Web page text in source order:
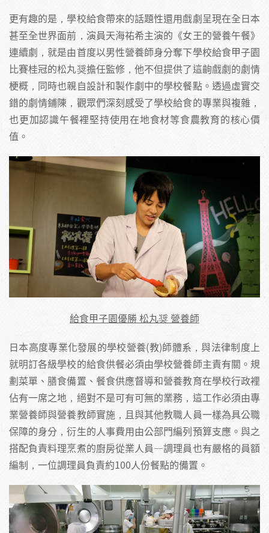
更有趣的是，學校給食帶來的話題性還用戲劇呈現在全日本
甚至全世界面前，演員天海祐希主演的《女王的營養午餐》
連續劇，就是由首度以男性營養師身分奪下學校給食甲子園
比賽桂冠的松丸奨擔任監修，他不但提供了這齣戲劇的劇情
梗概，同時也親自設計和製作劇中的學校餐點。透過虛實交
錯的劇情鋪陳，觀眾們深刻感受了學校給食的專業與複雜，
也更加認識午餐裡堅持使用在地食材等食農教育的核心價
值。
給食甲子園優勝 松丸奨 營養師
日本高度專業化發展的學校營養(教)師體系，與法律制度上
就明訂各級學校的給食供餐必須由學校營養師主責有關。規
劃菜單、膳食備置、餐食供應督導和營養教育在學校行政裡
佔有一席之地，絕對不是可有可無的業務，這工作必須由專
業營養師與營養教師實施，且與其他教職人員一樣為具公職
保障的身分，衍生的人事費用由公部門編列預算支應。與之
搭配負責料理烹煮的廚房從業人員—調理員也有嚴格的員額
編制，一位調理員負責約100人份餐點的備置。